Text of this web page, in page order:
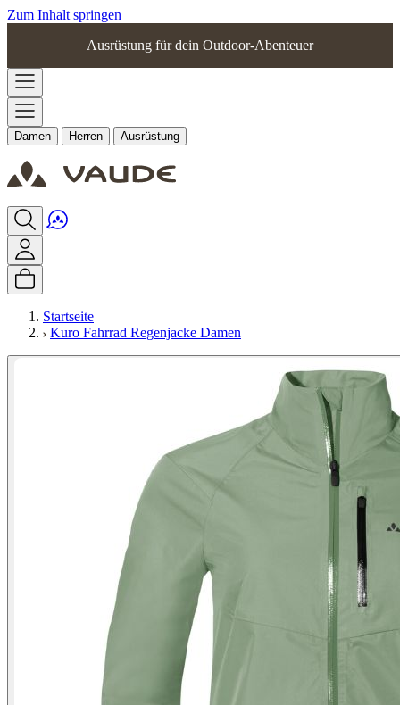
Zum Inhalt springen
Ausrüstung für dein Outdoor-Abenteuer
Damen Herren Ausrüstung
Startseite
Kuro Fahrrad Regenjacke Damen